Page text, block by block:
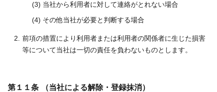
当社から利用者に対して連絡がとれない場合
その他当社が必要と判断する場合
前項の措置により利用者または利用者の関係者に生じた損害
等について当社は一切の責任を負わないものとします。
第１１条 （当社による解除・登録抹消）